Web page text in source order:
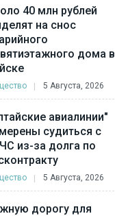
40 млн рублей
на снос
дома в
5 Августа, 2026
авиалинии"
судиться с
из-за долга по
5 Августа, 2026
дорогу для